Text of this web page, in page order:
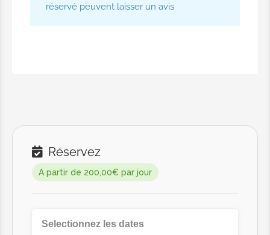
réservé peuvent laisser un avis
Réservez
A partir de 200,00€ par jour